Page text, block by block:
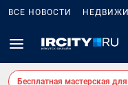
ВСЕ НОВОСТИ
Бесплатная мастерская